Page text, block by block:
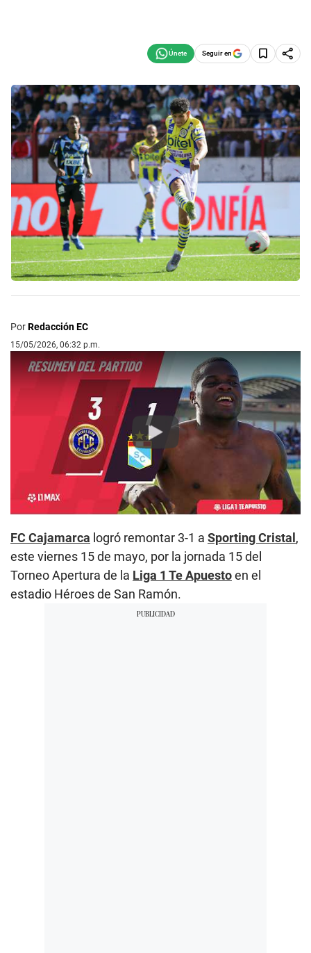
Seguir en
PorRedacción EC
15/05/2026, 06:32 p.m.
Play
FC Cajamarca logró remontar 3-1 a Sporting Cristal,
este viernes 15 de mayo, por la jornada 15 del
Torneo Apertura de la Liga 1 Te Apuestoen el
estadio Héroes de San Ramón.